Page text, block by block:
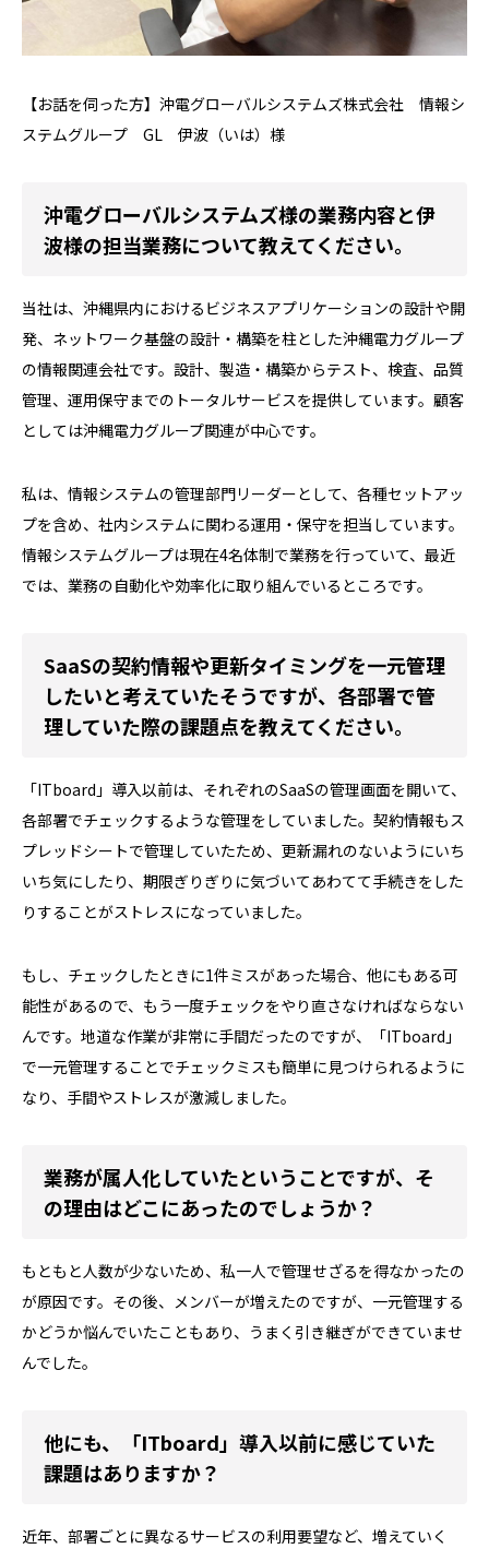
【お話を伺った方】沖電グローバルシステムズ株式会社 情報シ
ステムグループ GL 伊波（いは）様
沖電グローバルシステムズ様の業務内容と伊
波様の担当業務について教えてください。
当社は、沖縄県内におけるビジネスアプリケーションの設計や開
発、ネットワーク基盤の設計・構築を柱とした沖縄電力グループ
の情報関連会社です。設計、製造・構築からテスト、検査、品質
管理、運用保守までのトータルサービスを提供しています。顧客
としては沖縄電力グループ関連が中心です。
私は、情報システムの管理部門リーダーとして、各種セットアッ
プを含め、社内システムに関わる運用・保守を担当しています。
情報システムグループは現在4名体制で業務を行っていて、最近
では、業務の自動化や効率化に取り組んでいるところです。
SaaSの契約情報や更新タイミングを一元管理
したいと考えていたそうですが、各部署で管
理していた際の課題点を教えてください。
「ITboard」導入以前は、それぞれのSaaSの管理画面を開いて、
各部署でチェックするような管理をしていました。契約情報もス
プレッドシートで管理していたため、更新漏れのないようにいち
いち気にしたり、期限ぎりぎりに気づいてあわてて手続きをした
りすることがストレスになっていました。
もし、チェックしたときに1件ミスがあった場合、他にもある可
能性があるので、もう一度チェックをやり直さなければならない
んです。地道な作業が非常に手間だったのですが、「ITboard」
で一元管理することでチェックミスも簡単に見つけられるように
なり、手間やストレスが激減しました。
業務が属人化していたということですが、そ
の理由はどこにあったのでしょうか？
もともと人数が少ないため、私一人で管理せざるを得なかったの
が原因です。その後、メンバーが増えたのですが、一元管理する
かどうか悩んでいたこともあり、うまく引き継ぎができていませ
んでした。
他にも、「ITboard」導入以前に感じていた
課題はありますか？
近年、部署ごとに異なるサービスの利用要望など、増えていく